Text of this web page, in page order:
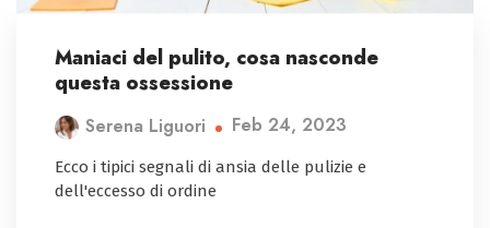
Maniaci del pulito, cosa nasconde
questa ossessione
Serena Liguori Feb 24, 2023
Ecco i tipici segnali di ansia delle pulizie e
dell'eccesso di ordine